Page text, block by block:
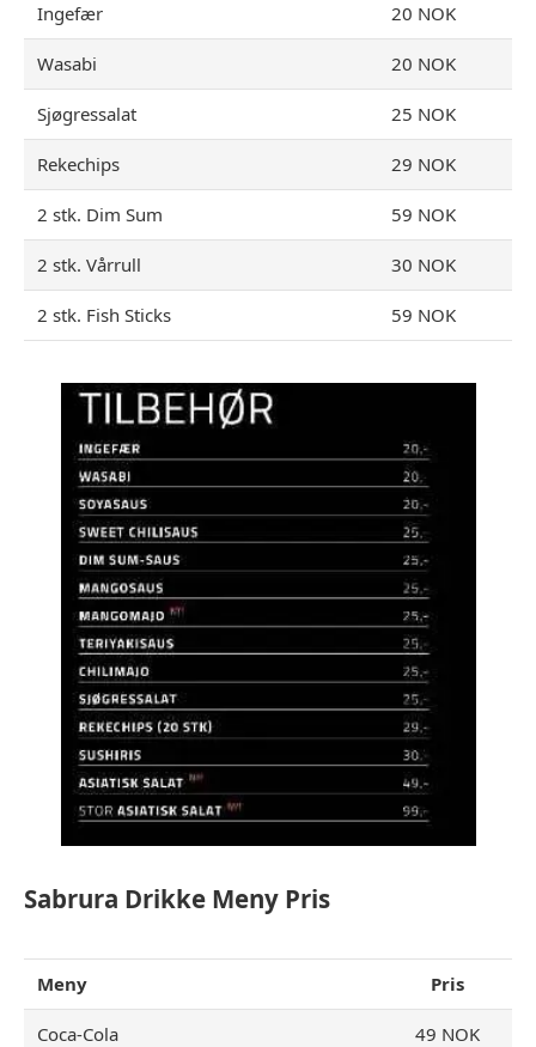
Ingefær 20 NOK
Wasabi 20 NOK
Sjøgressalat 25 NOK
Rekechips 29 NOK
2 stk. Dim Sum 59 NOK
2 stk. Vårrull 30 NOK
2 stk. Fish Sticks 59 NOK
Sabrura Drikke Meny Pris
Meny Pris
Coca-Cola 49 NOK